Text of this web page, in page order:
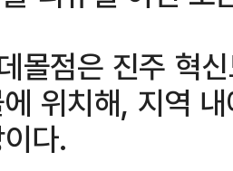
몰점은 진주 혁
위치해, 지역
다.